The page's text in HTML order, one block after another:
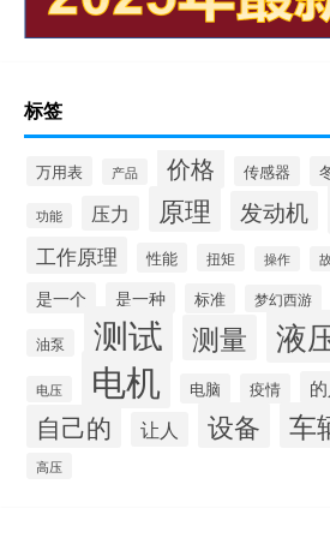
标签
万用表 产品 价格 传感器
功能 压力 原理 发动机
工作原理 性能 扭矩 操作
是一个 是一种 标准 梦幻西游
油泵 测试 测量 液
电压 电机 电脑 疫情
自己的 让人 设备 车
高压